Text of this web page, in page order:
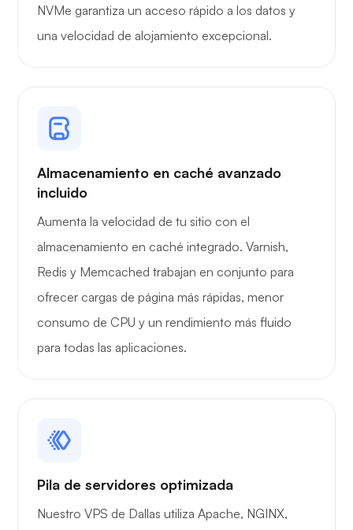
NVMe garantiza un acceso rápido a los datos y
una velocidad de alojamiento excepcional.
Almacenamiento en caché avanzado
incluido
Aumenta la velocidad de tu sitio con el
almacenamiento en caché integrado. Varnish,
Redis y Memcached trabajan en conjunto para
ofrecer cargas de página más rápidas, menor
consumo de CPU y un rendimiento más fluido
para todas las aplicaciones.
Pila de servidores optimizada
Nuestro VPS de Dallas utiliza Apache, NGINX,